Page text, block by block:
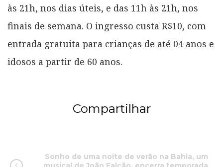
às 21h, nos dias úteis, e das 11h às 21h, nos
finais de semana. O ingresso custa R$10, com
entrada gratuita para crianças de até 04 anos e
idosos a partir de 60 anos.
Compartilhar
Sonho de uma noite de verão na Bahia, um